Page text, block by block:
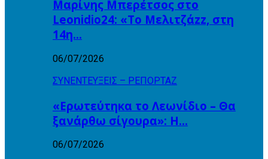
Μαρίνης Μπερέτσος στο
Leonidio24: «Το Μελιτζάzz, στη
14η…
06/07/2026
ΣΥΝΕΝΤΕΥΞΕΙΣ – ΡΕΠΟΡΤΑΖ
«Ερωτεύτηκα το Λεωνίδιο – Θα
ξανάρθω σίγουρα»: Η…
06/07/2026